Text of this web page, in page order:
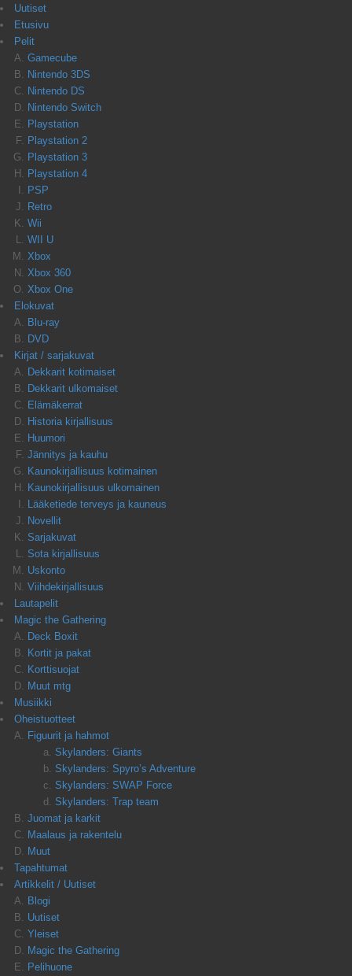
Uutiset
Etusivu
Pelit
Gamecube
Nintendo 3DS
Nintendo DS
Nintendo Switch
Playstation
Playstation 2
Playstation 3
Playstation 4
PSP
Retro
Wii
WII U
Xbox
Xbox 360
Xbox One
Elokuvat
Blu-ray
DVD
Kirjat / sarjakuvat
Dekkarit kotimaiset
Dekkarit ulkomaiset
Elämäkerrat
Historia kirjallisuus
Huumori
Jännitys ja kauhu
Kaunokirjallisuus kotimainen
Kaunokirjallisuus ulkomainen
Lääketiede terveys ja kauneus
Novellit
Sarjakuvat
Sota kirjallisuus
Uskonto
Viihdekirjallisuus
Lautapelit
Magic the Gathering
Deck Boxit
Kortit ja pakat
Korttisuojat
Muut mtg
Musiikki
Oheistuotteet
Figuurit ja hahmot
Skylanders: Giants
Skylanders: Spyro’s Adventure
Skylanders: SWAP Force
Skylanders: Trap team
Juomat ja karkit
Maalaus ja rakentelu
Muut
Tapahtumat
Artikkelit / Uutiset
Blogi
Uutiset
Yleiset
Magic the Gathering
Pelihuone